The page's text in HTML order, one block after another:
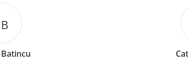
Catalina Luca